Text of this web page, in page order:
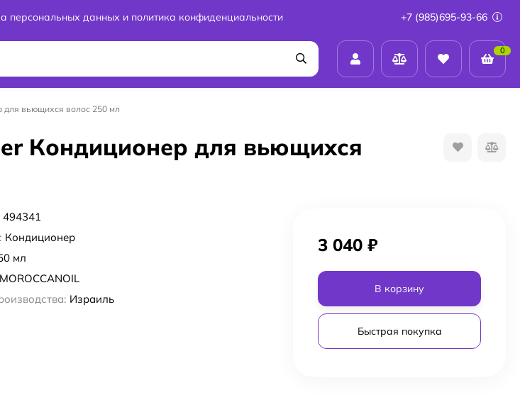
персональных данных и политика конфиденциальности +7 (985)695-93-66
0
для вьющихся волос 250 мл
Кондиционер для вьющихся
494341
Кондиционер
мл
MOROCCANOIL
Израиль
3 040 ₽
В корзину
Быстрая покупка